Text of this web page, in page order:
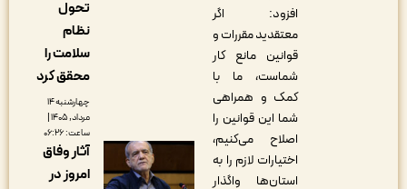
افزود: اگر
معتقدید مقررات و
قوانین مانع کار
شماست، ما با
کمک و همراهی
شما این قوانین را
اصلاح می‌کنیم،
اختیارات لازم را به
استان‌ها واگذار
سلامت را
محقق کرد
چهارشنبه ۱۴
مرداد, ۱۴۰۵ |
آثار وفاق
امروز در